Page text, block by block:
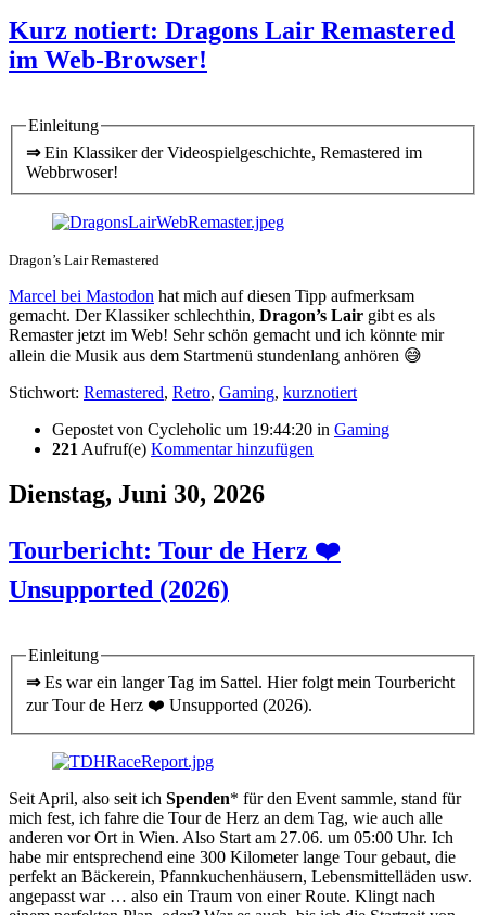
Kurz notiert: Dragons Lair Remastered
im Web-Browser!
Einleitung
⇒Ein Klassiker der Videospielgeschichte, Remastered im
Webbrwoser!
Dragon’s Lair Remastered
Marcel bei Mastodon hat mich auf diesen Tipp aufmerksam
gemacht. Der Klassiker schlechthin, Dragon’s Lair gibt es als
Remaster jetzt im Web! Sehr schön gemacht und ich könnte mir
allein die Musik aus dem Startmenü stundenlang anhören 😅
Stichwort: Remastered, Retro, Gaming, kurznotiert
Gepostet von Cycleholic um 19:44:20 in Gaming
221 Aufruf(e) Kommentar hinzufügen
Dienstag, Juni 30, 2026
Tourbericht: Tour de Herz ❤️
Unsupported (2026)
Einleitung
⇒Es war ein langer Tag im Sattel. Hier folgt mein Tourbericht
zur Tour de Herz ❤️ Unsupported (2026).
Seit April, also seit ich Spenden* für den Event sammle, stand für
mich fest, ich fahre die Tour de Herz an dem Tag, wie auch alle
anderen vor Ort in Wien. Also Start am 27.06. um 05:00 Uhr. Ich
habe mir entsprechend eine 300 Kilometer lange Tour gebaut, die
perfekt an Bäckerein, Pfannkuchenhäusern, Lebensmittelläden usw.
angepasst war … also ein Traum von einer Route. Klingt nach